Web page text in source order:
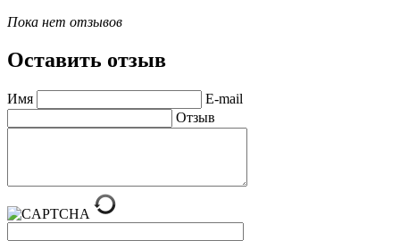
Пока нет отзывов
Оставить отзыв
Имя
E-mail
Отзыв